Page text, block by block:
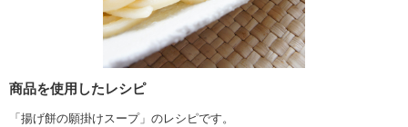
商品を使用したレシピ
「揚げ餅の願掛けスープ」のレシピです。